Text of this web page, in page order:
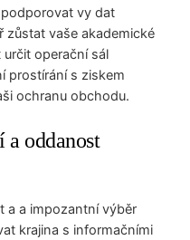
vy dat
vaše akademické
operační sál
prostírání s ziskem
ochranu obchodu.
oddanost
a a impozantní výběr
krajina s informačními